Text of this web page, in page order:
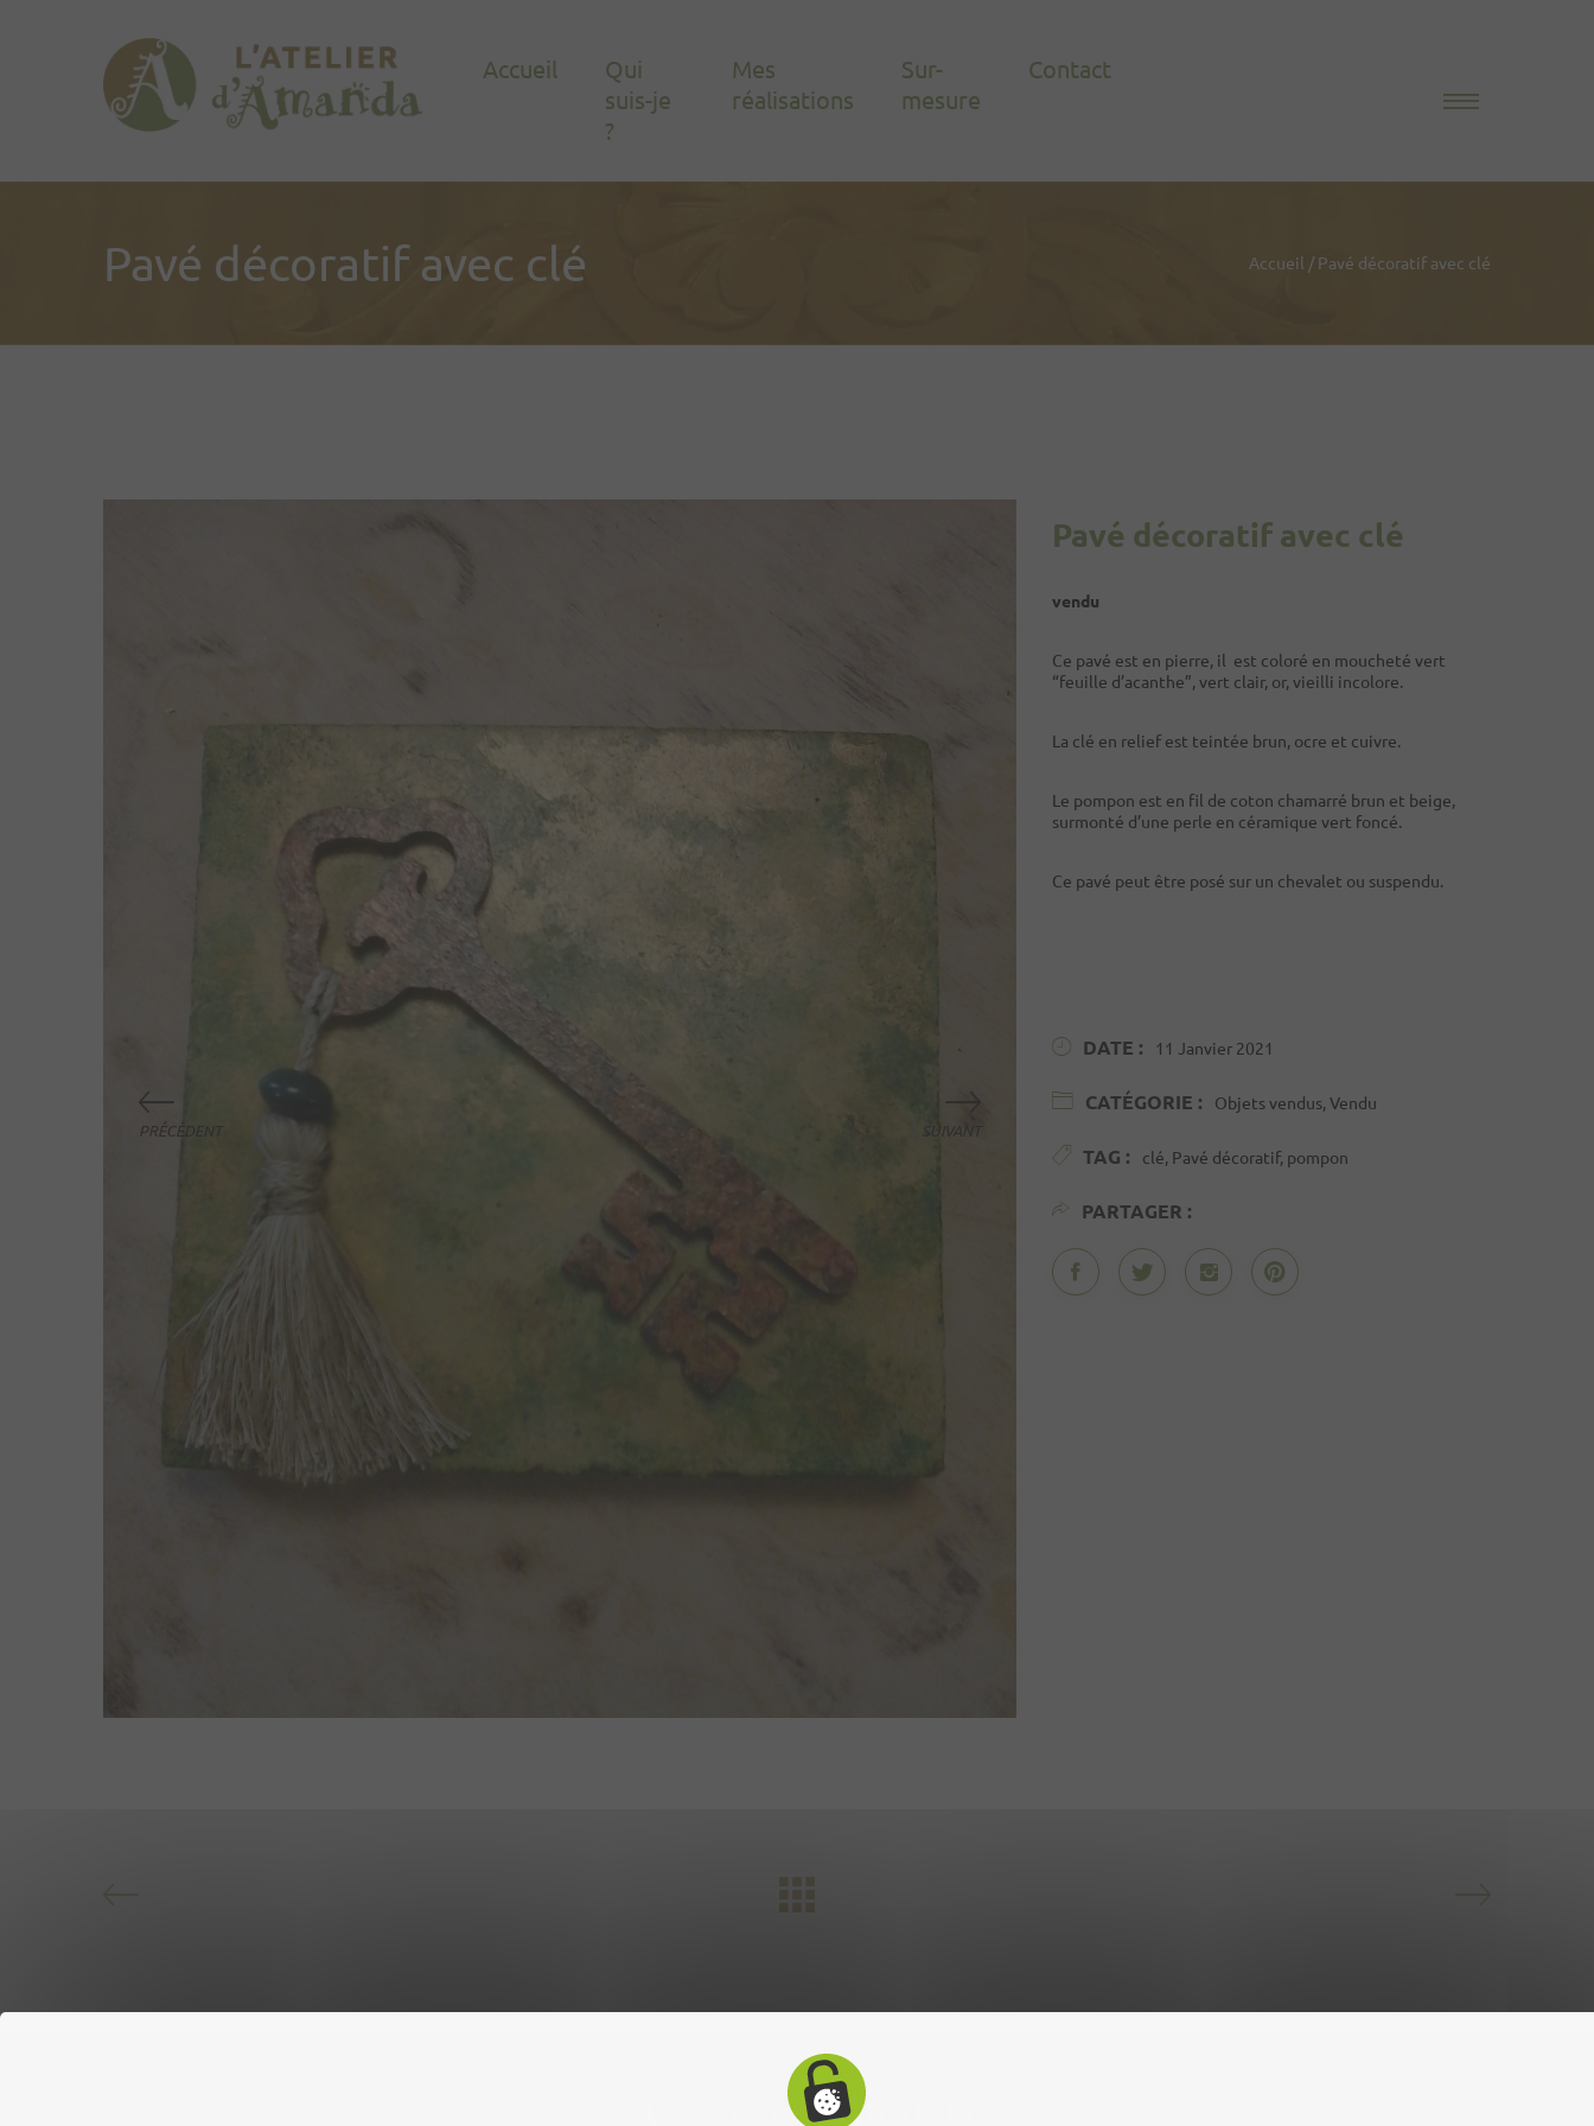
Accueil
Qui
suis-je
?
Mes
réalisations
Sur-
mesure
Contact
Pavé décoratif avec clé Accueil / Pavé décoratif avec clé
Pavé décoratif avec clé
vendu
Ce pavé est en pierre, il est coloré en moucheté vert
“feuille d’acanthe”, vert clair, or, vieilli incolore.
La clé en relief est teintée brun, ocre et cuivre.
Le pompon est en fil de coton chamarré brun et beige,
surmonté d’une perle en céramique vert foncé.
Ce pavé peut être posé sur un chevalet ou suspendu.
DATE : 11 Janvier 2021
CATÉGORIE : Objets vendus, Vendu
TAG : clé, Pavé décoratif, pompon
PARTAGER :